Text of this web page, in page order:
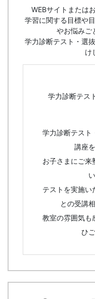
WEBサイトまたは
学習に関する目標や
やお悩みご
学力診断テスト・選
け
学力診断テス
学力診断テスト
講座
お子さまにご来
テストを実施い
との受講
教室の雰囲気も
ひ